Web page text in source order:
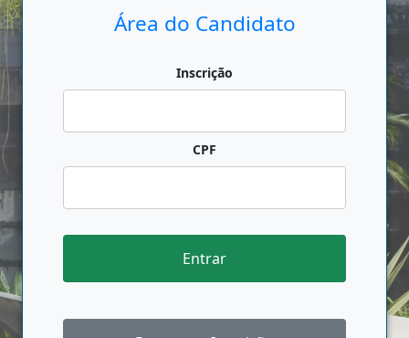
Área do Candidato
Inscrição
CPF
Entrar